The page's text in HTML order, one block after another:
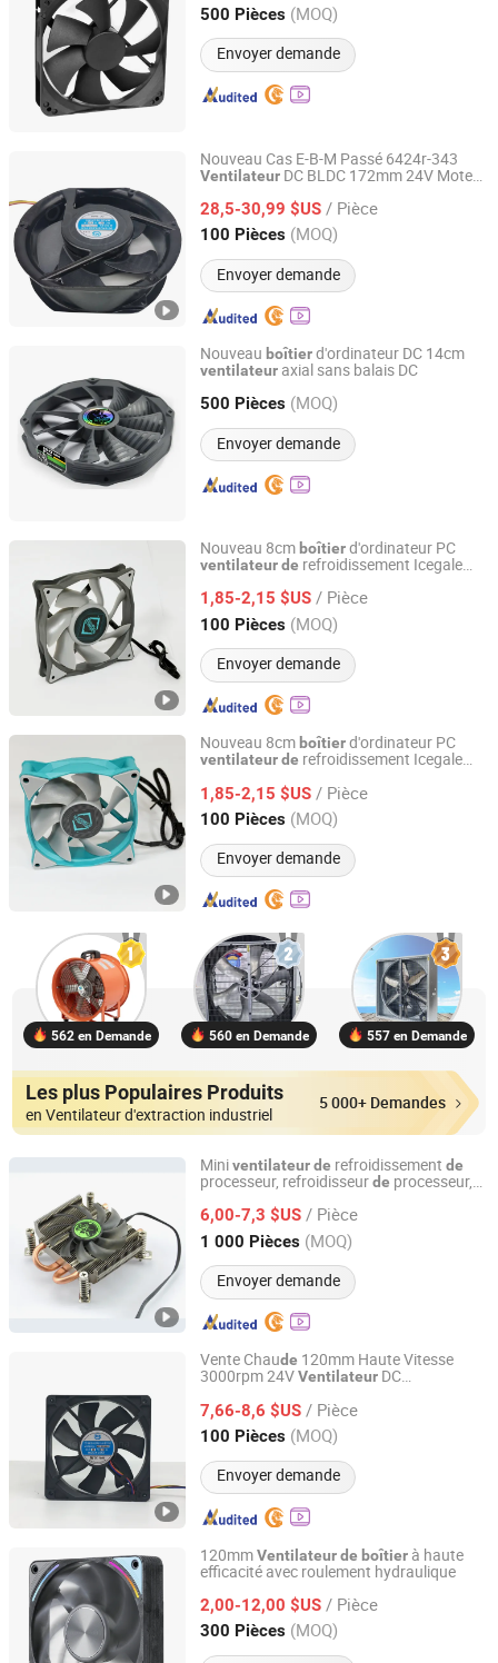
500 Pièces (MOQ)
Envoyer demande
Guangdong, China Depuis 2012
Nouveau Cas E-B-M Passé 6424r-343
Ventilateur DC BLDC 172mm 24V Moteur
Industriels Système deVentilation Radial
Silencieux
28,5-30,99 $US / Pièce
100 Pièces (MOQ)
Envoyer demande
Shenzhen Topfan Technology Development Co., Ltd.
Guangdong, China Depuis 2021
Nouveau boîtierd'ordinateur DC 14cm
ventilateur axial sans balais DC
500 Pièces (MOQ)
Envoyer demande
Sunyon Industry Co., Ltd. Dong Guan China
Guangdong, China Depuis 2012
Nouveau 8cm boîtierd'ordinateur PC
ventilateurde refroidissement Icegale
1,85-2,15 $US / Pièce
100 Pièces (MOQ)
Envoyer demande
Sunyon Industry Co., Ltd. Dong Guan China
Guangdong, China Depuis 2012
Nouveau 8cm boîtierd'ordinateur PC
ventilateurde refroidissement Icegale
1,85-2,15 $US / Pièce
100 Pièces (MOQ)
Envoyer demande
Sunyon Industry Co., Ltd. Dong Guan China
Guangdong, China Depuis 2012
562 en Demande 560 en Demande 557 en Demande
Les plus Populaires Produits
en Ventilateur d'extraction industriel
5 000+ Demandes
Miniventilateurde refroidissement de
processeur, refroidisseurde processeur,
6,00-7,3 $US / Pièce
1 000 Pièces (MOQ)
Envoyer demande
Sunyon Industry Co., Ltd. Dong Guan China
Guangdong, China Depuis 2012
Vente Chaude 120mm Haute Vitesse
3000rpm 24VVentilateur DC
Industriel 12V 24V Ventilation Silencieuse
pour Boîtier
d'Ordinateur Refroidissement
Moteur Axial Exhuafan
7,66-8,6 $US / Pièce
100 Pièces (MOQ)
Envoyer demande
Shenzhen Topfan Technology Development Co., Ltd.
Guangdong, China Depuis 2021
120mmVentilateurde boîtier à haute
efficacité avec roulement hydraulique
2,00-12,00 $US / Pièce
300 Pièces (MOQ)
Segotep Electronic Technology Co., Ltd.
Guangdong, China Depuis 2020